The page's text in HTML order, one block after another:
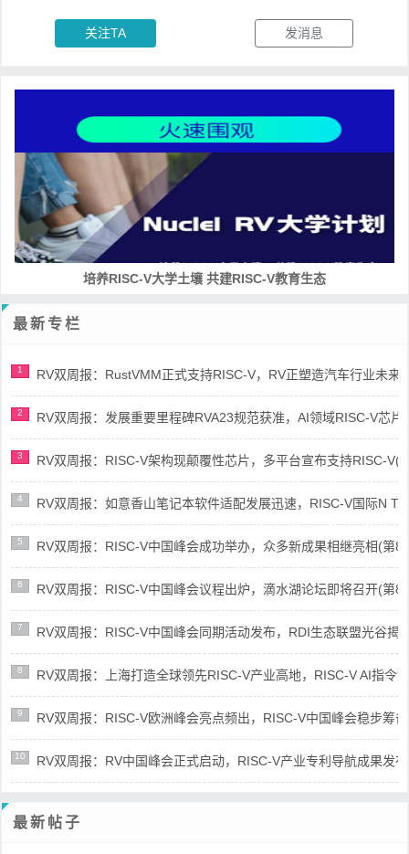
关注TA 发消息
培养RISC-V大学土壤 共建RISC-V教育生态
最新专栏
1 RV双周报：RustVMM正式支持RISC-V，RV正塑造汽车行业未来
2 RV双周报：发展重要里程碑RVA23规范获准，AI领域RISC-V芯
3 RV双周报：RISC-V架构现颠覆性芯片，多平台宣布支持RISC-V(
4 RV双周报：如意香山笔记本软件适配发展迅速，RISC-V国际N
5 RV双周报：RISC-V中国峰会成功举办，众多新成果相继亮相(第
6 RV双周报：RISC-V中国峰会议程出炉，滴水湖论坛即将召开(第
7 RV双周报：RISC-V中国峰会同期活动发布，RDI生态联盟光谷揭
8 RV双周报：上海打造全球领先RISC-V产业高地，RISC-V AI指令
9 RV双周报：RISC-V欧洲峰会亮点频出，RISC-V中国峰会稳步筹
10 RV双周报：RV中国峰会正式启动，RISC-V产业专利导航成果发
最新帖子